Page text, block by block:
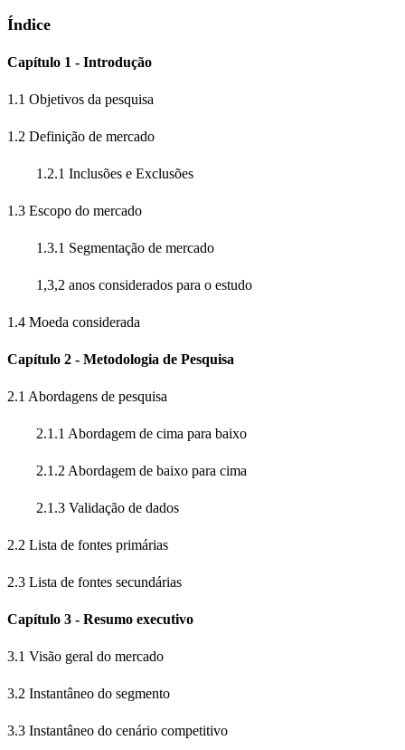
Índice
Capítulo 1 - Introdução
1.1 Objetivos da pesquisa
1.2 Definição de mercado
1.2.1 Inclusões e Exclusões
1.3 Escopo do mercado
1.3.1 Segmentação de mercado
1,3,2 anos considerados para o estudo
1.4 Moeda considerada
Capítulo 2 - Metodologia de Pesquisa
2.1 Abordagens de pesquisa
2.1.1 Abordagem de cima para baixo
2.1.2 Abordagem de baixo para cima
2.1.3 Validação de dados
2.2 Lista de fontes primárias
2.3 Lista de fontes secundárias
Capítulo 3 - Resumo executivo
3.1 Visão geral do mercado
3.2 Instantâneo do segmento
3.3 Instantâneo do cenário competitivo